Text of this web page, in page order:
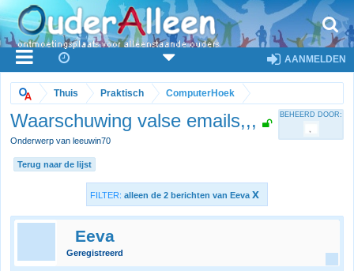
AANMELDEN
Thuis Praktisch ComputerHoek
Waarschuwing valse emails,,,
Onderwerp van leeuwin70
BEHEERD DOOR:
Terug naar de lijst
FILTER: alleen de 2 berichten van Eeva x
Eeva
Geregistreerd